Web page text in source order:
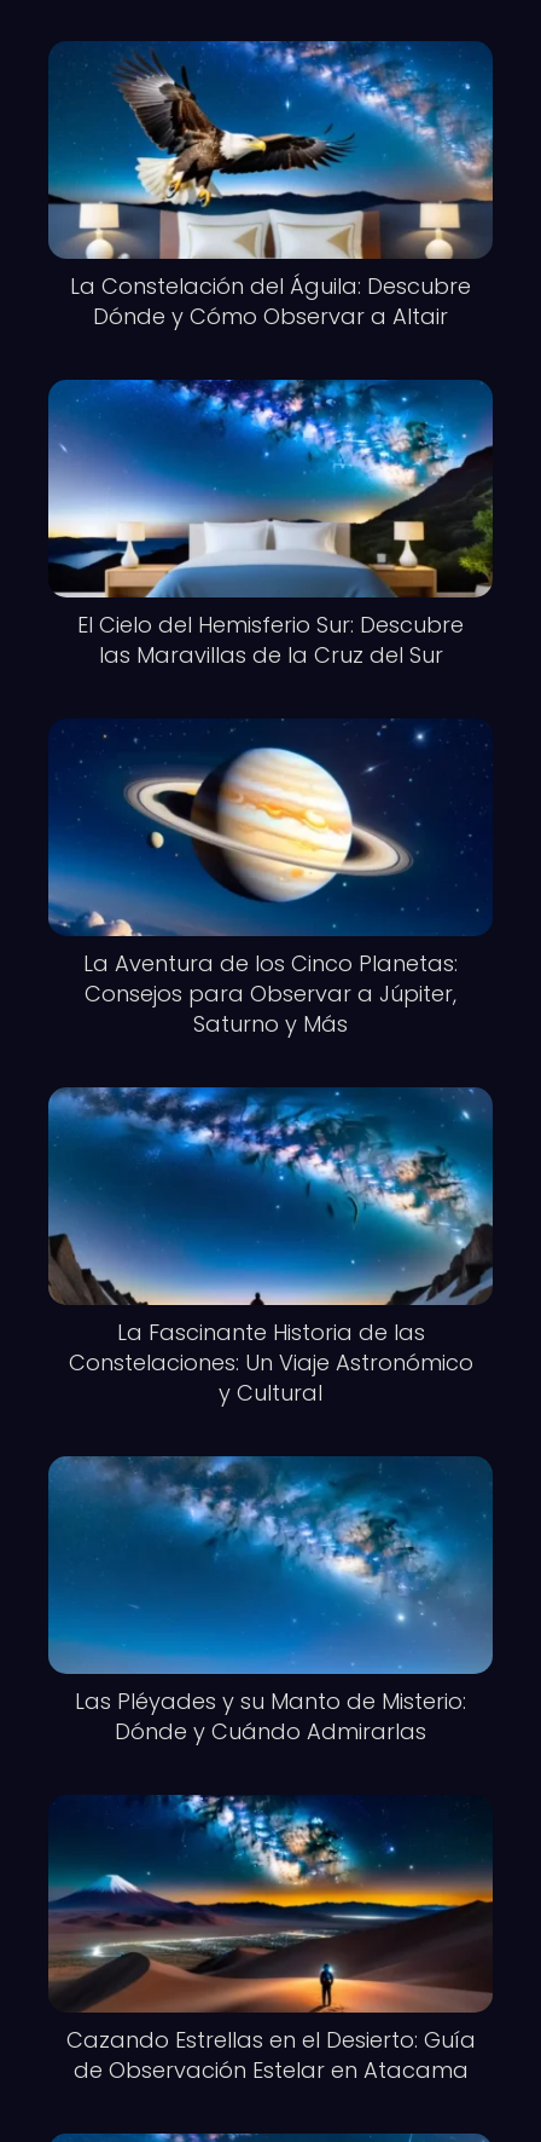
La Constelación del Águila: Descubre
Dónde y Cómo Observar a Altair
El Cielo del Hemisferio Sur: Descubre
las Maravillas de la Cruz del Sur
La Aventura de los Cinco Planetas:
Consejos para Observar a Júpiter,
Saturno y Más
La Fascinante Historia de las
Constelaciones: Un Viaje Astronómico
y Cultural
Las Pléyades y su Manto de Misterio:
Dónde y Cuándo Admirarlas
Cazando Estrellas en el Desierto: Guía
de Observación Estelar en Atacama